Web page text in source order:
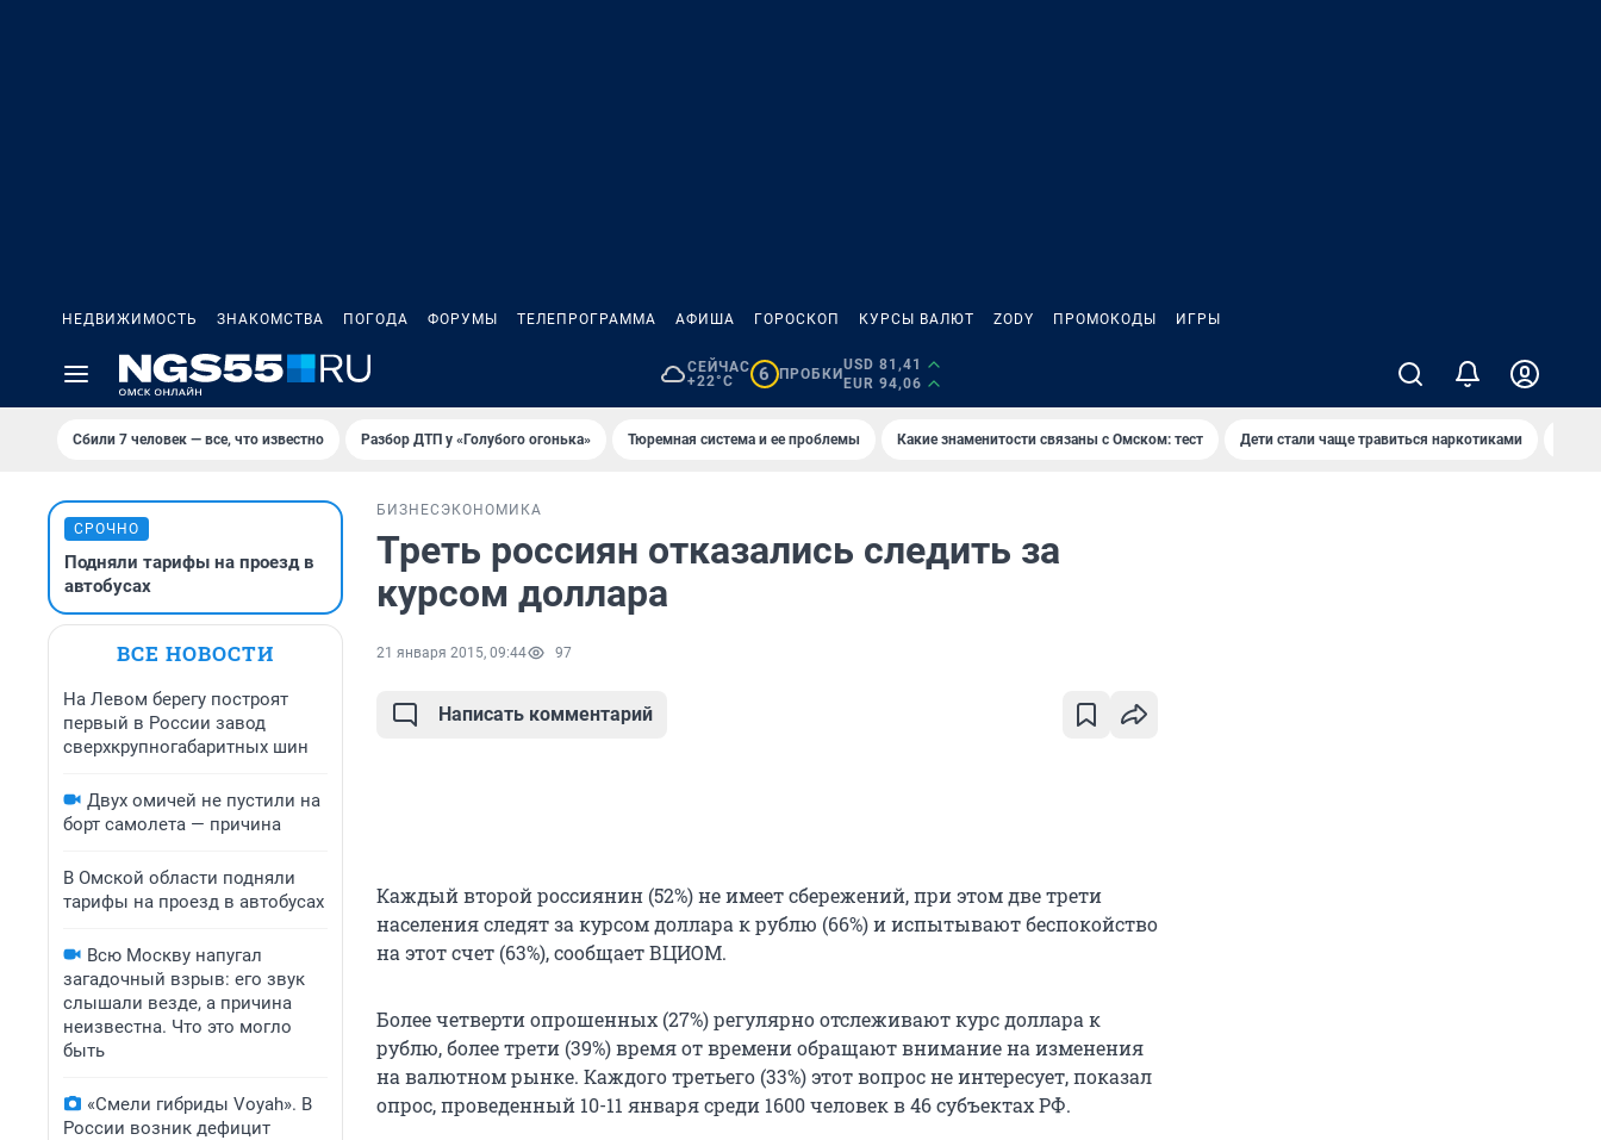
НЕДВИЖИМОСТЬ ЗНАКОМСТВА ПОГОДА ФОРУМЫ ТЕЛЕПРОГРАММА АФИША ГОРОСКОП КУРСЫ ВАЛЮТ ZODY ПРОМОКОДЫ ИГРЫ
СЕЙЧАС
+22°C
6 ПРОБКИ
USD 81,41
EUR 94,06
Сбили 7 человек — все, что известно Разбор ДТП у «Голубого огонька» Тюремная система и ее проблемы Какие знаменитости связаны с Омском: тест Дети стали чаще травиться наркотиками
СРОЧНО
Подняли тарифы на проезд в
автобусах
ВСЕ НОВОСТИ
На Левом берегу построят
первый в России завод
сверхкрупногабаритных шин
Двух омичей не пустили на
борт самолета — причина
В Омской области подняли
тарифы на проезд в автобусах
Всю Москву напугал
загадочный взрыв: его звук
слышали везде, а причина
неизвестна. Что это могло
быть
«Смели гибриды Voyah». В
России возник дефицит
БИЗНЕС ЭКОНОМИКА
Треть россиян отказались следить за
курсом доллара
21 января 2015, 09:44 97
Написать комментарий
Каждый второй россиянин (52%) не имеет сбережений, при этом две трети
населения следят за курсом доллара к рублю (66%) и испытывают беспокойство
на этот счет (63%), сообщает ВЦИОМ.
Более четверти опрошенных (27%) регулярно отслеживают курс доллара к
рублю, более трети (39%) время от времени обращают внимание на изменения
на валютном рынке. Каждого третьего (33%) этот вопрос не интересует, показал
опрос, проведенный 10-11 января среди 1600 человек в 46 субъектах РФ.